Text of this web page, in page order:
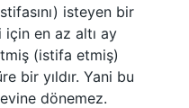
isteyen bir
en az altı ay
(istifa etmiş)
bir yıldır. Yani bu
dönemez.